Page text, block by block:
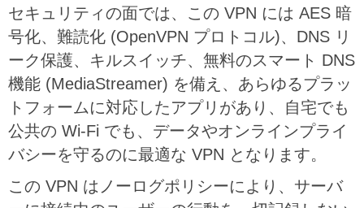
セキュリティの面では、この VPN には AES 暗
号化、難読化 (OpenVPN プロトコル)、DNS リ
ーク保護、キルスイッチ、無料のスマート DNS
機能 (MediaStreamer) を備え、あらゆるプラッ
トフォームに対応したアプリがあり、自宅でも
公共の Wi-Fi でも、データやオンラインプライ
バシーを守るのに最適な VPN となります。
この VPN はノーログポリシーにより、サーバ